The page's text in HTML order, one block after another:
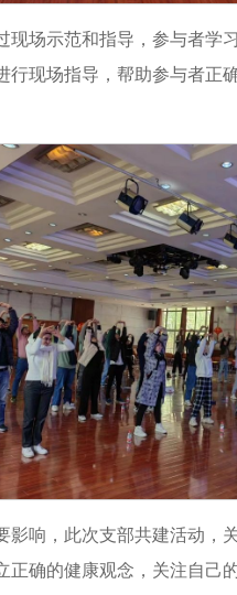
场示范和指导，参与者学
现场指导，帮助参与者正
响，此次支部共建活动
确的健康观念，关注自己的